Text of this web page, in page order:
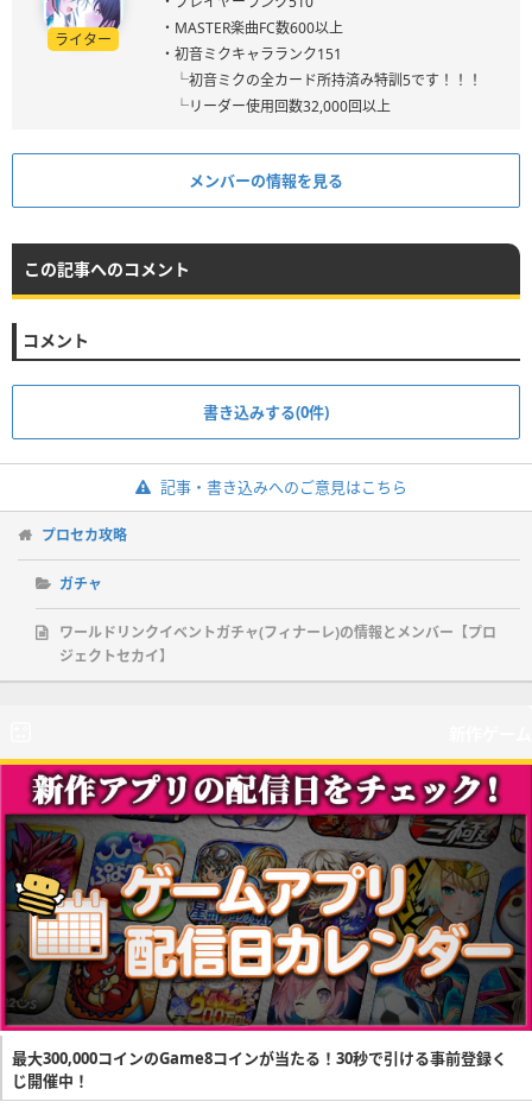
ライター
・MASTER楽曲FC数600以上
・初音ミクキャラランク151
└初音ミクの全カード所持済み特訓5です！！！
└リーダー使用回数32,000回以上
メンバーの情報を見る
この記事へのコメント
コメント
書き込みする(0件)
記事・書き込みへのご意見はこちら
プロセカ攻略
ガチャ
ワールドリンクイベントガチャ(フィナーレ)の情報とメンバー【プロ
ジェクトセカイ】
最大300,000コインのGame8コインが当たる！30秒で引ける事前登録く
じ開催中！